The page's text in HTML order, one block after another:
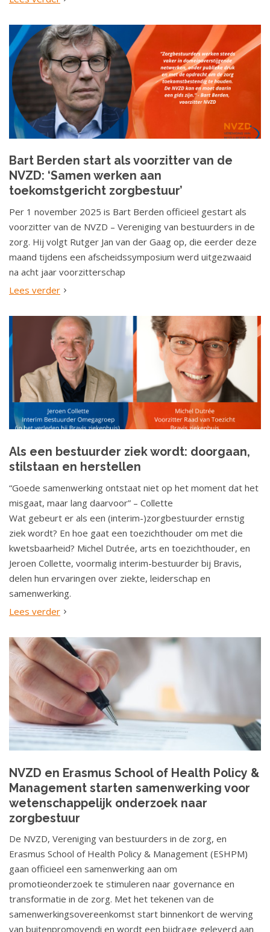
Bart Berden start als voorzitter van de
NVZD: ‘Samen werken aan
toekomstgericht zorgbestuur’
Per 1 november 2025 is Bart Berden officieel gestart als
voorzitter van de NVZD – Vereniging van bestuurders in de
zorg. Hij volgt Rutger Jan van der Gaag op, die eerder deze
maand tijdens een afscheidssymposium werd uitgezwaaid
na acht jaar voorzitterschap
Lees verder
Als een bestuurder ziek wordt: doorgaan,
stilstaan en herstellen
“Goede samenwerking ontstaat niet op het moment dat het
misgaat, maar lang daarvoor” – Collette
Wat gebeurt er als een (interim-)zorgbestuurder ernstig
ziek wordt? En hoe gaat een toezichthouder om met die
kwetsbaarheid? Michel Dutrée, arts en toezichthouder, en
Jeroen Collette, voormalig interim-bestuurder bij Bravis,
delen hun ervaringen over ziekte, leiderschap en
samenwerking.
Lees verder
NVZD en Erasmus School of Health Policy &
Management starten samenwerking voor
wetenschappelijk onderzoek naar
zorgbestuur
De NVZD, Vereniging van bestuurders in de zorg, en
Erasmus School of Health Policy & Management (ESHPM)
gaan officieel een samenwerking aan om
promotieonderzoek te stimuleren naar governance en
transformatie in de zorg. Met het tekenen van de
samenwerkingsovereenkomst start binnenkort de werving
van buitenpromovendi en wordt een bijdrage geleverd aan